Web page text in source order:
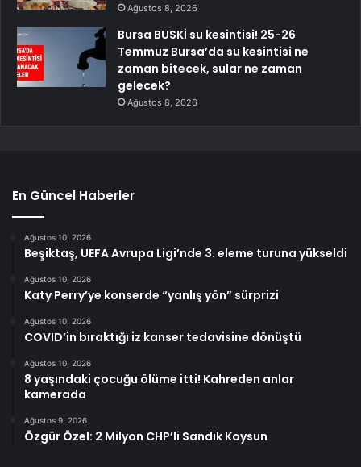
Ağustos 8, 2026
Bursa BUSKİ su kesintisi! 25-26
Temmuz Bursa’da su kesintisi ne
zaman bitecek, sular ne zaman
gelecek?
Ağustos 8, 2026
En Güncel Haberler
Ağustos 10, 2026
Beşiktaş, UEFA Avrupa Ligi’nde 3. eleme turuna yükseldi
Ağustos 10, 2026
Katy Perry’ye konserde “yanlış yön” sürprizi
Ağustos 10, 2026
COVID’in bıraktığı iz kanser tedavisine dönüştü
Ağustos 10, 2026
8 yaşındaki çocuğu ölüme itti! Kahreden anlar
kamerada
Ağustos 9, 2026
Özgür Özel: 2 Milyon CHP’li Sandık Koysun